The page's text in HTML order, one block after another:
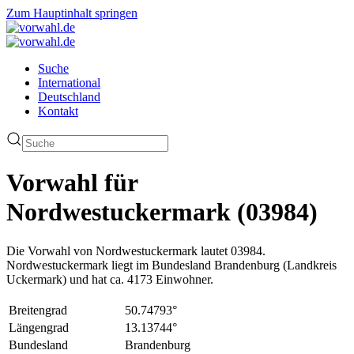
Zum Hauptinhalt springen
Suche
International
Deutschland
Kontakt
Vorwahl für
Nordwestuckermark (03984)
Die Vorwahl von Nordwestuckermark lautet 03984.
Nordwestuckermark liegt im Bundesland Brandenburg (Landkreis
Uckermark) und hat ca. 4173 Einwohner.
Breitengrad
50.74793°
Längengrad
13.13744°
Bundesland
Brandenburg